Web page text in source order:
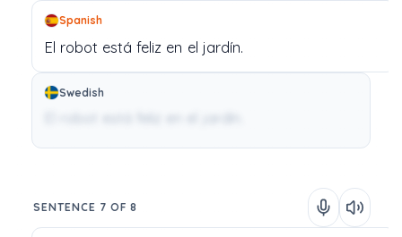
Spanish
El robot está feliz en el jardín.
Swedish
SENTENCE 7 OF 8